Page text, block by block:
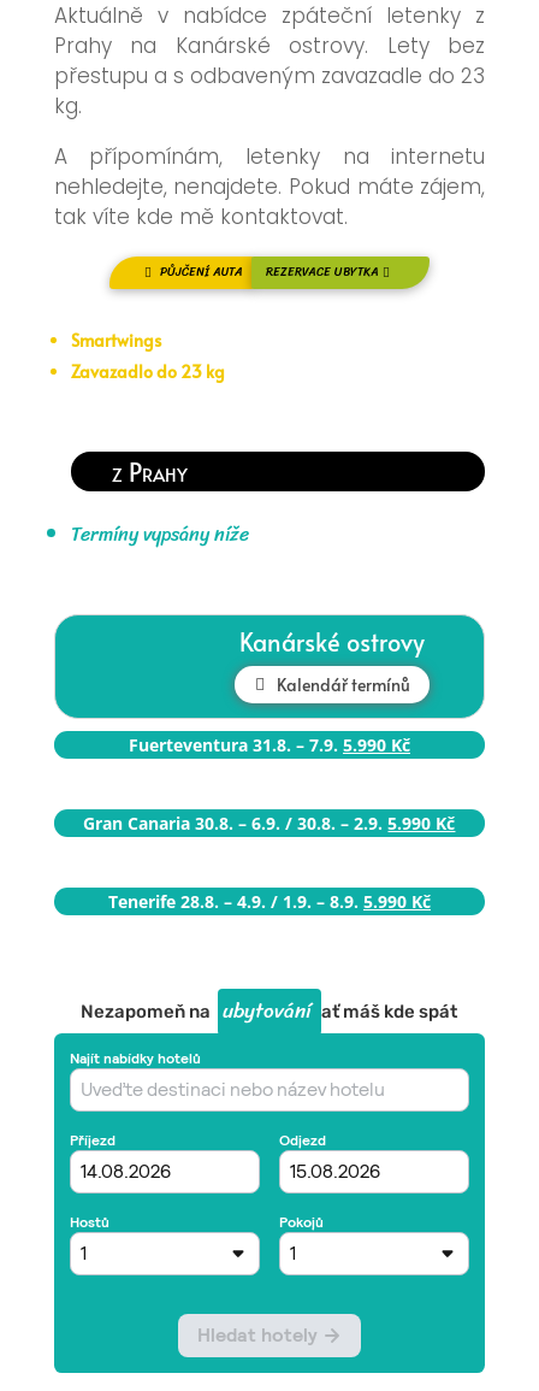
Aktuálně v nabídce zpáteční letenky z
Prahy na Kanárské ostrovy. Lety bez
přestupu a s odbaveným zavazadle do 23
kg.
A přípomínám, letenky na internetu
nehledejte, nenajdete. Pokud máte zájem,
tak víte kde mě kontaktovat.
PŮJČENÍ AUTA REZERVACE UBYTKA
Smartwings
Zavazadlo do 23 kg
z Prahy
Termíny vypsány níže
Kanárské ostrovy
Kalendář termínů
Fuerteventura 31.8. – 7.9. 5.990 Kč
Gran Canaria 30.8. – 6.9. / 30.8. – 2.9.5.990 Kč
Tenerife 28.8. – 4.9. / 1.9. – 8.9. 5.990 Kč
Nezapomeň na ubytování ať máš kde spát